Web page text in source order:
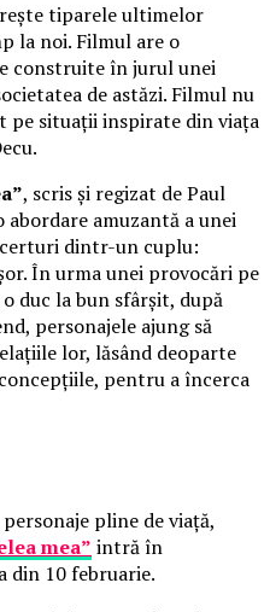
tiparele ultimelor
la noi. Filmul are o
construite în jurul unei
de astăzi. Filmul nu
pe situații inspirate din viața
, scris și regizat de Paul
amuzantă a unei
dintr-un cuplu:
În urma unei provocări pe
duc la bun sfârșit, după
personajele ajung să
lor, lăsând deoparte
pentru a încerca
pline de viață,
mea” intră în
din 10 februarie.